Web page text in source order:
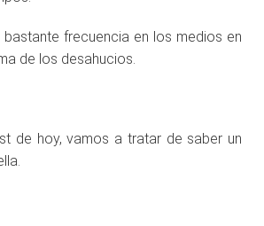
frecuencia en los medios en
de los desahucios.
de hoy, vamos a tratar de saber un